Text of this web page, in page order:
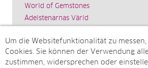
World of Gemstones
Ädelstenarnas Värld
Impressum
SITEMAP
Um die Websitefunktionalität zu
Cookies. Sie können der Verwendung
zustimmen, widersprechen oder